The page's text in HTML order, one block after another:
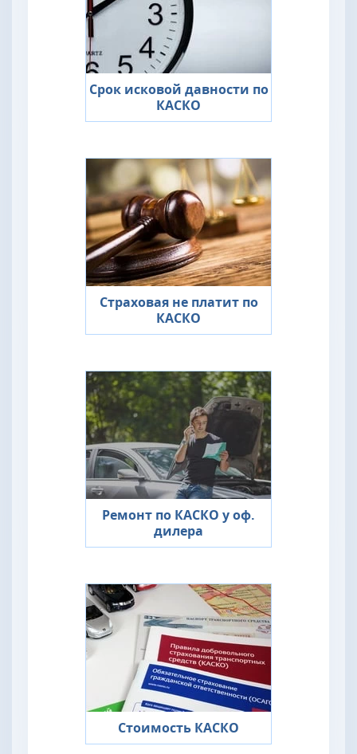
Срок исковой давности по
КАСКО
Страховая не платит по
КАСКО
Ремонт по КАСКО у оф.
дилера
Стоимость КАСКО